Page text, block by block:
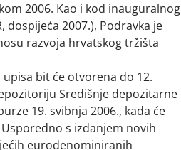
2006. Kao i kod inauguralnog
dospijeća 2007.), Podravka je
razvoja hrvatskog tržišta
bit će otvorena do 12.
Središnje depozitarne
19. svibnja 2006., kada će
s izdanjem novih
eurodenominiranih